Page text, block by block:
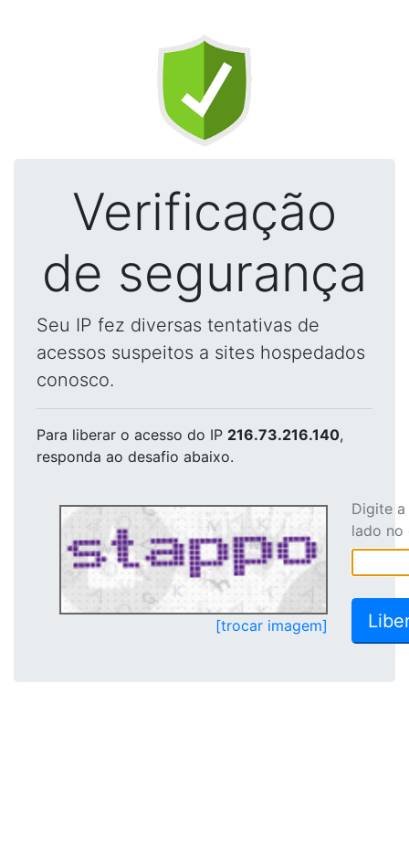
Verificação
de segurança
Seu IP fez diversas tentativas de
acessos suspeitos a sites hospedados
conosco.
Para liberar o acesso do IP 216.73.216.140,
responda ao desafio abaixo.
[trocar imagem]
Digite
lado no